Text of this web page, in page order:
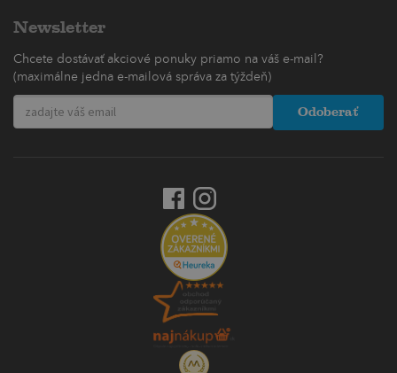
Newsletter
Chcete dostávať akciové ponuky priamo na váš e-mail?
(maximálne jedna e-mailová správa za týždeň)
Odoberať